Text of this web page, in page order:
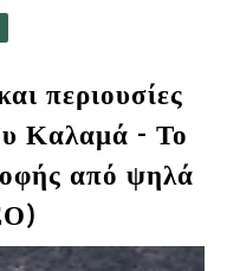
περιουσίες
Καλαμά - Το
από ψηλά